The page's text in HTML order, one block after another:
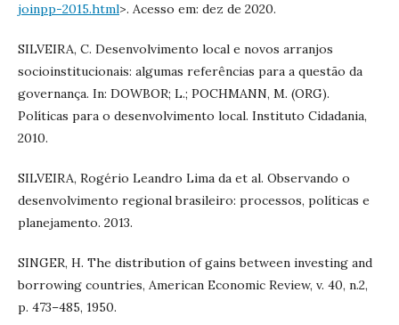
joinpp-2015.html>. Acesso em: dez de 2020.
SILVEIRA, C. Desenvolvimento local e novos arranjos
socioinstitucionais: algumas referências para a questão da
governança. In: DOWBOR; L.; POCHMANN, M. (ORG).
Políticas para o desenvolvimento local. Instituto Cidadania,
2010.
SILVEIRA, Rogério Leandro Lima da et al. Observando o
desenvolvimento regional brasileiro: processos, políticas e
planejamento. 2013.
SINGER, H. The distribution of gains between investing and
borrowing countries, American Economic Review, v. 40, n.2,
p. 473–485, 1950.